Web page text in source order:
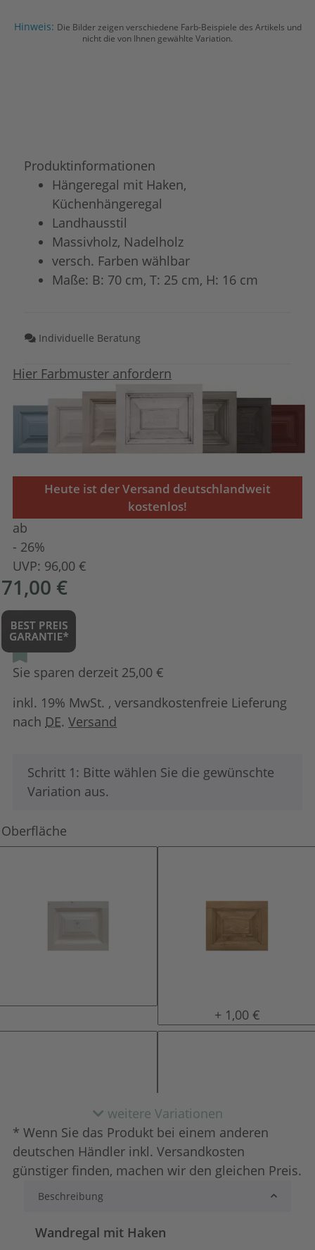
Hinweis: Die Bilder zeigen verschiedene Farb-Beispiele des Artikels und
nicht die von Ihnen gewählte Variation.
Produktinformationen
Hängeregal mit Haken,
Küchenhängeregal
Landhausstil
Massivholz, Nadelholz
versch. Farben wählbar
Maße: B: 70 cm, T: 25 cm, H: 16 cm
Individuelle Beratung
Hier Farbmuster anfordern
Heute ist der Versand deutschlandweit
kostenlos!
ab
- 26%
UVP: 96,00 €
71,00 €
Sie sparen derzeit 25,00 €
inkl. 19% MwSt. , versandkostenfreie Lieferung
nach DE.Versand
x
Schritt 1: Bitte wählen Sie die gewünschte
Variation aus.
Oberfläche
gewachst
+ 1,00 €
lackiert
+ 2,00 € shabby chic /
weitere Variationen
* Wenn Sie das Produkt bei einem anderen
deutschen Händler inkl. Versandkosten
günstiger finden, machen wir den gleichen Preis.
Beschreibung
Wandregal mit Haken